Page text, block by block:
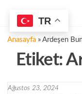
ŞAHİNTEPE
DOĞA EVİ
ARDEŞEN
KONSEPT
TAŞ EV
Anasayfa » Ardeşen
Etiket:
Ağustos 23, 2024
TR